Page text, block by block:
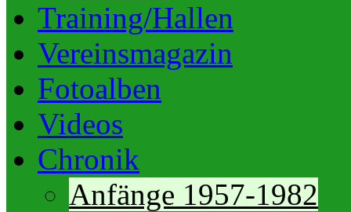
Training/Hallen
Vereinsmagazin
Fotoalben
Videos
Chronik
Anfänge 1957-1982